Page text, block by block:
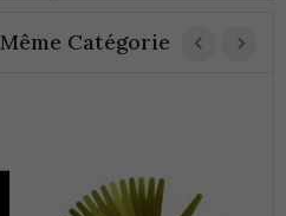
Catégorie